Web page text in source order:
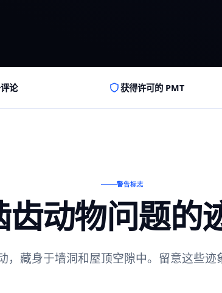
论 获得许可的 PMT
警告标志
齿动物问题的
，藏身于墙洞和屋顶空隙中。留意这些迹